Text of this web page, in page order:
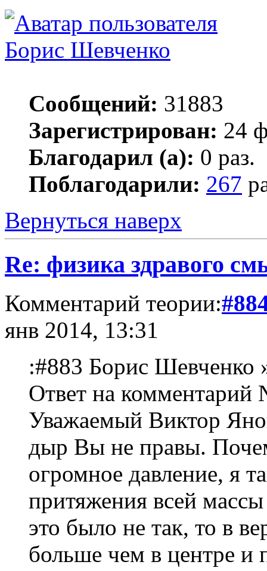
Борис Шевченко
Сообщений: 31883
Зарегистрирован: 24
Благодарил (а): 0 раз.
Поблагодарили: 267
Вернуться наверх
Re: физика здравого
Комментарий теории:
янв 2014, 13:31
:#883 Борис Шевченко
Ответ на комментарий
Уважаемый Виктор
дыр Вы не правы.
огромное давление, я
притяжения всей
это было не так, то в
больше чем в центре и